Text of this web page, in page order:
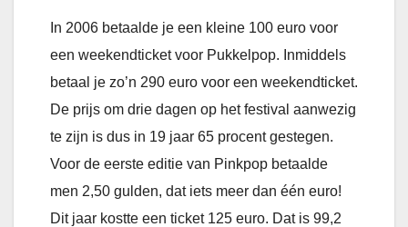
In 2006 betaalde je een kleine 100 euro voor
een weekendticket voor Pukkelpop. Inmiddels
betaal je zo’n 290 euro voor een weekendticket.
De prijs om drie dagen op het festival aanwezig
te zijn is dus in 19 jaar 65 procent gestegen.
Voor de eerste editie van Pinkpop betaalde
men 2,50 gulden, dat iets meer dan één euro!
Dit jaar kostte een ticket 125 euro. Dat is 99,2